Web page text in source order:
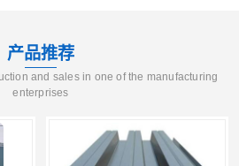
产品推荐
and sales in one of the manufacturing
enterprises